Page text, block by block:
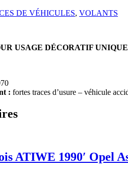
DE VÉHICULES, VOLANTS
USAGE DÉCORATIF
: fortes traces d’usure – véhicule
ATIWE 1990′ Opel